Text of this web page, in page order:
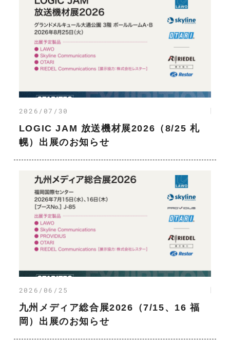
2026/07/30
LOGIC JAM 放送機材展2026（8/25 札
幌）出展のお知らせ
2026/06/25
九州メディア総合展2026（7/15、16 福
岡）出展のお知らせ